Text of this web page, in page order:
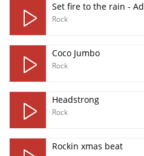
Set fire to the rain -
Rock
Coco Jumbo
Rock
Headstrong
Rock
Rockin xmas beat